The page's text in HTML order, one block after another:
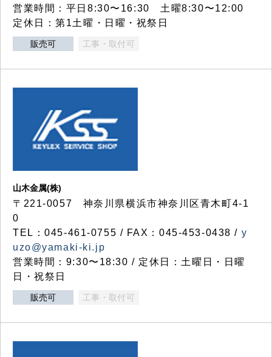
営業時間：平日8:30〜16:30 土曜8:30〜12:00
定休日：第1土曜・日曜・祝祭日
販売可 工事・取付可
山木金属(株)
〒221-0057 神奈川県横浜市神奈川区青木町4-1
0
TEL：045-461-0755 / FAX：045-453-0438 / y
uzo@yamaki-ki.jp
営業時間：9:30〜18:30 / 定休日：土曜日・日曜
日・祝祭日
販売可 工事・取付可